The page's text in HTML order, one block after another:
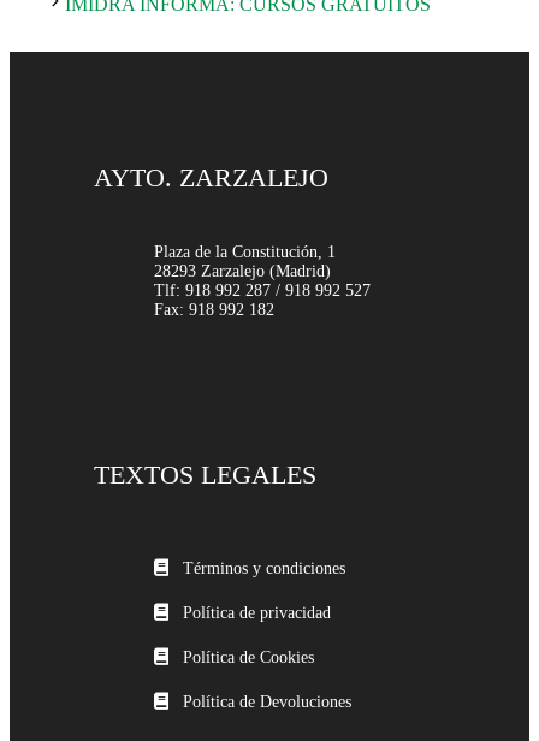
AYTO. ZARZALEJO
Plaza de la Constitución, 1
28293 Zarzalejo (Madrid)
Tlf: 918 992 287 / 918 992 527
Fax: 918 992 182
TEXTOS LEGALES
Términos y condiciones
Política de privacidad
Política de Cookies
Política de Devoluciones